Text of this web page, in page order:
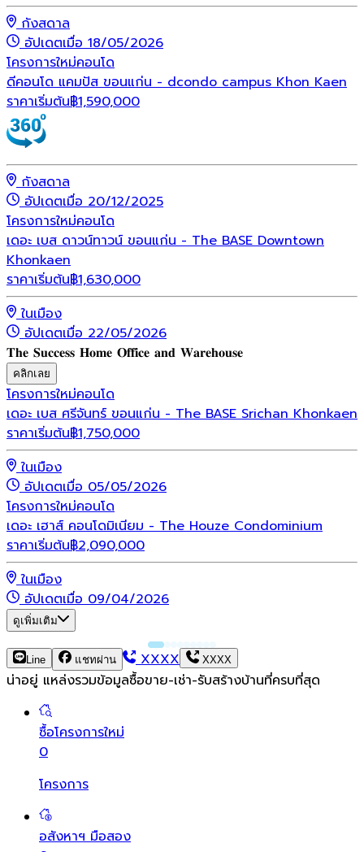
กังสดาล
อัปเดตเมื่อ 18/05/2026
โครงการใหม่คอนโด
ดีคอนโด แคมปัส ขอนแก่น - dcondo campus Khon Kaen
ราคาเริ่มต้น฿1,590,000
กังสดาล
อัปเดตเมื่อ 20/12/2025
โครงการใหม่คอนโด
เดอะ เบส ดาวน์ทาวน์ ขอนแก่น - The BASE Downtown
Khonkaen
ราคาเริ่มต้น฿1,630,000
ในเมือง
อัปเดตเมื่อ 22/05/2026
𝐓𝐡𝐞 𝐒𝐮𝐜𝐜𝐞𝐬𝐬 𝐇𝐨𝐦𝐞 𝐎𝐟𝐟𝐢𝐜𝐞 𝐚𝐧𝐝 𝐖𝐚𝐫𝐞𝐡𝐨𝐮𝐬𝐞
คลิกเลย
โครงการใหม่คอนโด
เดอะ เบส ศรีจันทร์ ขอนแก่น - The BASE Srichan Khonkaen
ราคาเริ่มต้น฿1,750,000
ในเมือง
อัปเดตเมื่อ 05/05/2026
โครงการใหม่คอนโด
เดอะ เฮาส์ คอนโดมิเนียม - The Houze Condominium
ราคาเริ่มต้น฿2,090,000
ในเมือง
อัปเดตเมื่อ 09/04/2026
ดูเพิ่มเติม
Line แชทผ่าน XXXX XXXX
น่าอยู่ แหล่งรวมข้อมูลซื้อขาย-เช่า-รับสร้างบ้านที่ครบที่สุด
ซื้อโครงการใหม่
0
โครงการ
อสังหาฯ มือสอง